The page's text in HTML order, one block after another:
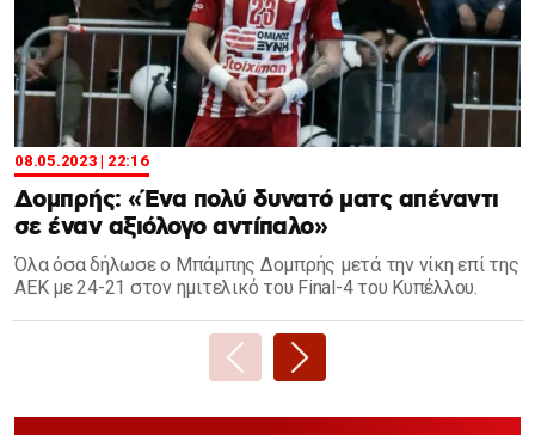
08.05.2023 | 22:16
Δομπρής: «Ένα πολύ δυνατό ματς απέναντι
σε έναν αξιόλογο αντίπαλο»
Όλα όσα δήλωσε ο Μπάμπης Δομπρής μετά την νίκη επί της
ΑΕΚ με 24-21 στον ημιτελικό του Final-4 του Κυπέλλου.